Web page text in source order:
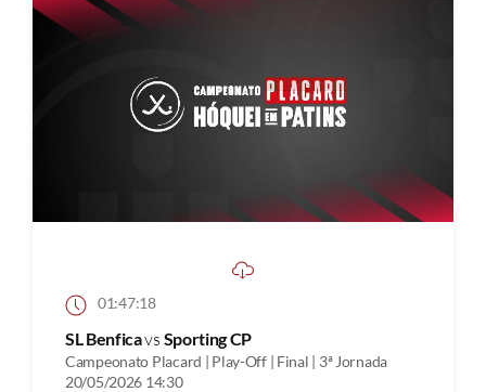
01:47:18
SL Benficavs Sporting CP
Campeonato Placard | Play-Off | Final | 3ª Jornada
20/05/2026 14:30